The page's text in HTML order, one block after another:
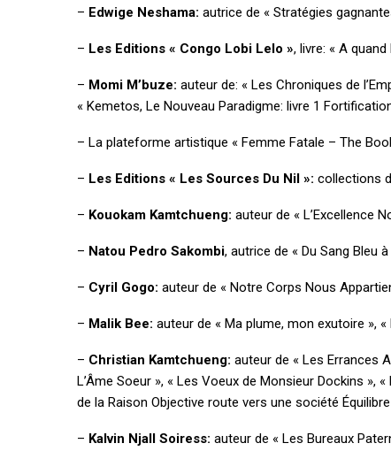
– Edwige Neshama: autrice de « Stratégies
– Les Editions « Congo Lobi Lelo », livre: « A
– Momi M’buze: auteur de: « Les Chroniques de
« Kemetos, Le Nouveau Paradigme: livre 1
– La plateforme artistique « Femme Fatale – The
– Les Editions « Les Sources Du Nil »: collections
– Kouokam Kamtchueng: auteur de « L’Excellence
– Natou Pedro Sakombi, autrice de « Du Sang Bleu
– Cyril Gogo: auteur de « Notre Corps Nous
– Malik Bee: auteur de « Ma plume, mon exutoire »,
– Christian Kamtchueng: auteur de « Les Errances
L’Âme Soeur », « Les Voeux de Monsieur Dockins »,
de la Raison Objective route vers une société
– Kalvin Njall Soiress: auteur de « Les Bureaux